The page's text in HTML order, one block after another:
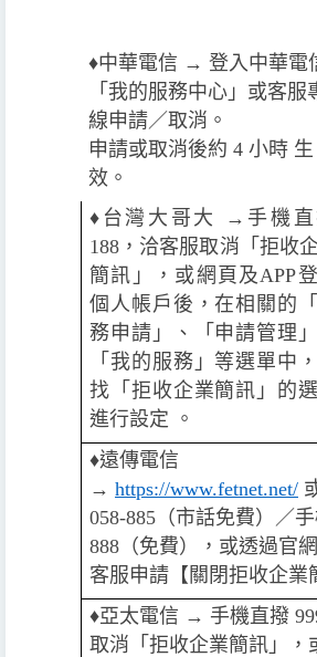
♦️中華電信 → 登入中華電
「我的服務中心」或客服
線申請／取消。
申請或取消後約 4 小時 生
效。
♦️ 台灣大哥大 →手機直
188，洽客服取消「拒收
簡訊」，或網頁及APP
個人帳戶後，在相關的
務申請」、「申請管理
「我的服務」等選單中
找「拒收企業簡訊」的
進行設定 。
♦️遠傳電信
→ https://www.fetnet.net/
058-885（市話免費）／
888（免費），或透過官
客服申請【關閉拒收企業
♦️️亞太電信 → 手機直撥
取消「拒收企業簡訊」，